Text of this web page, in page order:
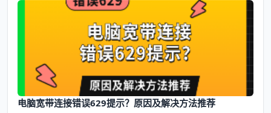
电脑宽带连接错误629提示？原因及解决方法推荐